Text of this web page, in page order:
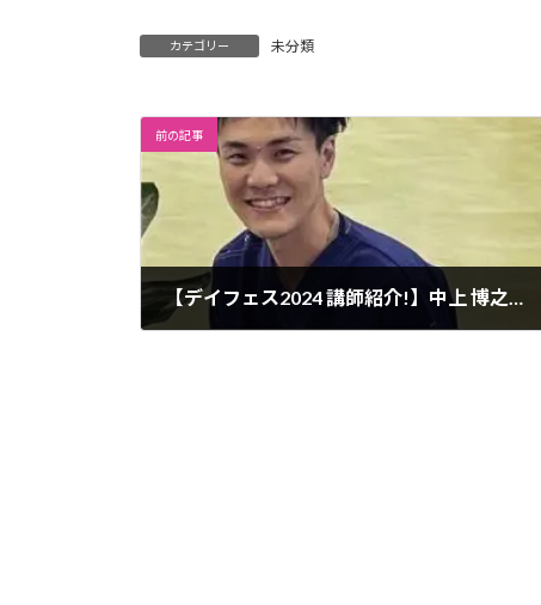
カテゴリー 未分類
前の記事
【デイフェス2024 講師紹介!】中上 博之先生